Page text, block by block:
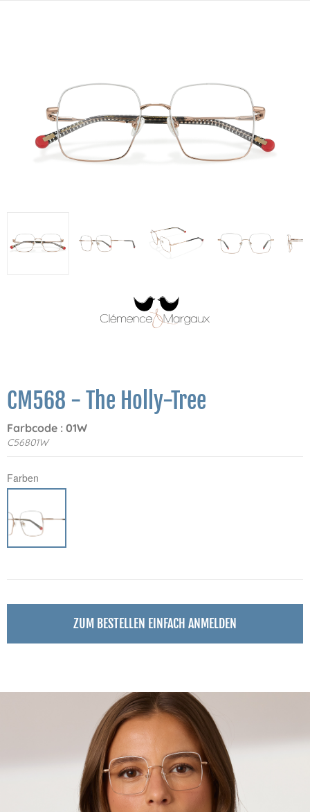
CM568 - The Holly-Tree
Farbcode : 01W
C56801W
Farben
ZUM BESTELLEN EINFACH ANMELDEN